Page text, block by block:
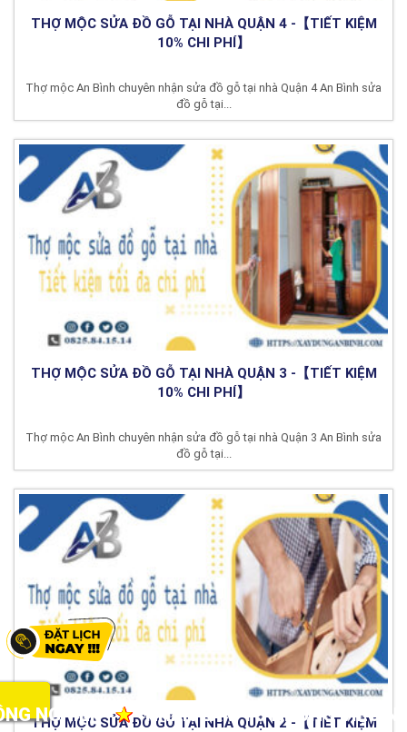
THỢ MỘC SỬA ĐỒ GỖ TẠI NHÀ QUẬN 4 -【TIẾT KIỆM
10% CHI PHÍ】
Thợ mộc An Bình chuyên nhận sửa đồ gỗ tại nhà Quận 4 An Bình sửa
đồ gỗ tại...
THỢ MỘC SỬA ĐỒ GỖ TẠI NHÀ QUẬN 3 -【TIẾT KIỆM
10% CHI PHÍ】
Thợ mộc An Bình chuyên nhận sửa đồ gỗ tại nhà Quận 3 An Bình sửa
đồ gỗ tại...
THỢ MỘC SỬA ĐỒ GỖ TẠI NHÀ QUẬN 2 -【TIẾT KIỆM
NHẤT ★ CUNG CẤP MÁY LẠNH GIÁ RẺ